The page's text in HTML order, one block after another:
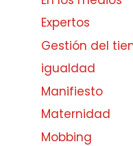
Expertos
Gestión del
igualdad
Manifiesto
Maternidad
Mobbing